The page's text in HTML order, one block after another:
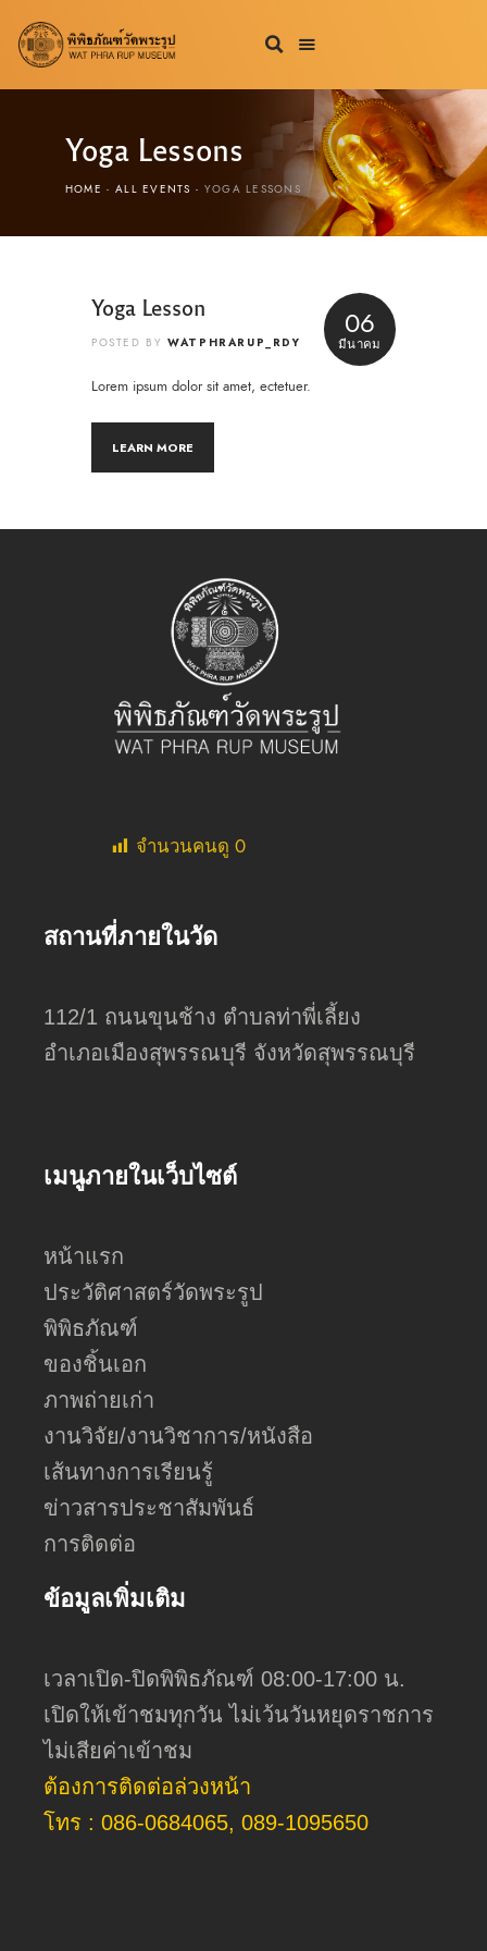
Yoga Lessons
HOME ALL EVENTS YOGA LESSONS
06
มีนาคม
Yoga Lesson
POSTED BYWATPHRARUP_RDY
Lorem ipsum dolor sit amet, ectetuer.
LEARN MORE
จำนวนคนดู 0
สถานที่ภายในวัด
112/1 ถนนขุนช้าง ตำบลท่าพี่เลี้ยง
อำเภอเมืองสุพรรณบุรี จังหวัดสุพรรณบุรี
เมนูภายในเว็บไซต์
หน้าแรก
ประวัติศาสตร์วัดพระรูป
พิพิธภัณฑ์
ของชิ้นเอก
ภาพถ่ายเก่า
งานวิจัย/งานวิชาการ/หนังสือ
เส้นทางการเรียนรู้
ข่าวสารประชาสัมพันธ์
การติดต่อ
ข้อมูลเพิ่มเติม
เวลาเปิด-ปิดพิพิธภัณฑ์ 08:00-17:00 น.
เปิดให้เข้าชมทุกวัน ไม่เว้นวันหยุดราชการ
ไม่เสียค่าเข้าชม
ต้องการติดต่อล่วงหน้า
โทร : 086-0684065, 089-1095650